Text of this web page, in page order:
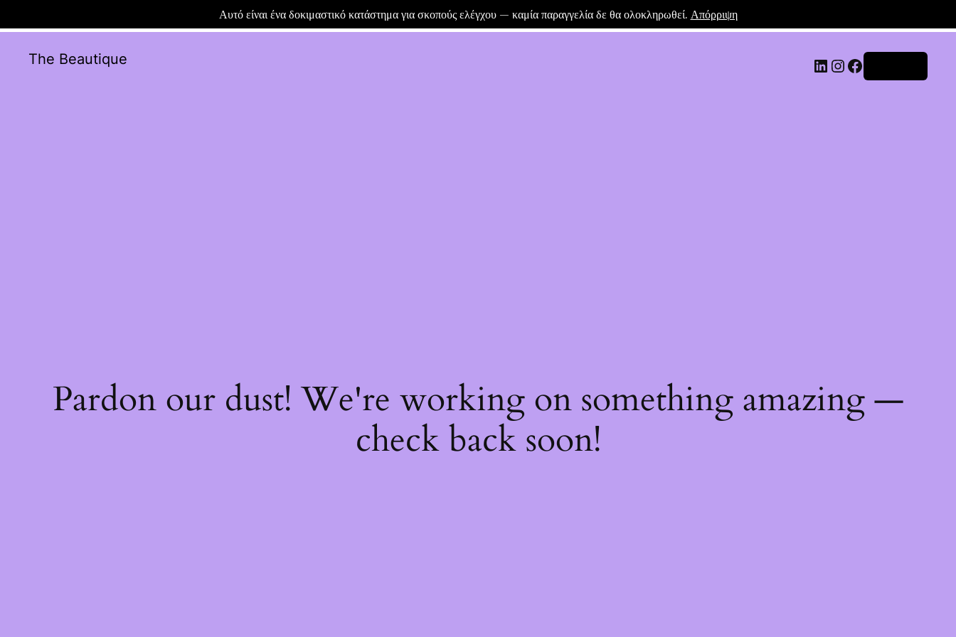
Αυτό είναι ένα δοκιμαστικό κατάστημα για σκοπούς ελέγχου — καμία παραγγελία δε θα ολοκληρωθεί. Απόρριψη
The Beautique
Pardon our dust! We're working on something amazing —
check back soon!